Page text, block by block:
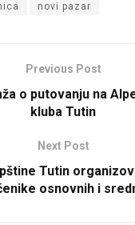
novi pazar
Previous Post
o putovanju na
kluba Tutin
Next Post
Tutin
osnovnih i